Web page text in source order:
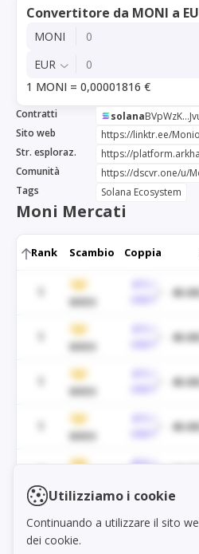
Utilizziamo i cookie
Continuando a utilizzare il sito
dei cookie.
Convertitore da MONI a
MONI
EUR
1 MONI = 0,00001816 €
Contratti solana
Sito web
Str. esploraz.
Comunità
Tags
Solana Ecosystem
Moni Mercati
Rank Scambio Coppia
WEEX
WEEX
WEEX
WEEX
BTC /
WEEX
USDT